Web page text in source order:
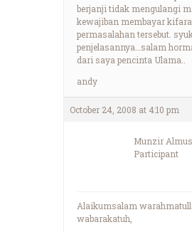
berjanji tidak mengulangi
kewajiban membayar
permasalahan tersebut.
penjelasannya…salam
dari saya pencinta Ulama..
andy
October 24, 2008 at 4:10 pm
Munzir
Participant
Alaikumsalam
wabarakatuh,